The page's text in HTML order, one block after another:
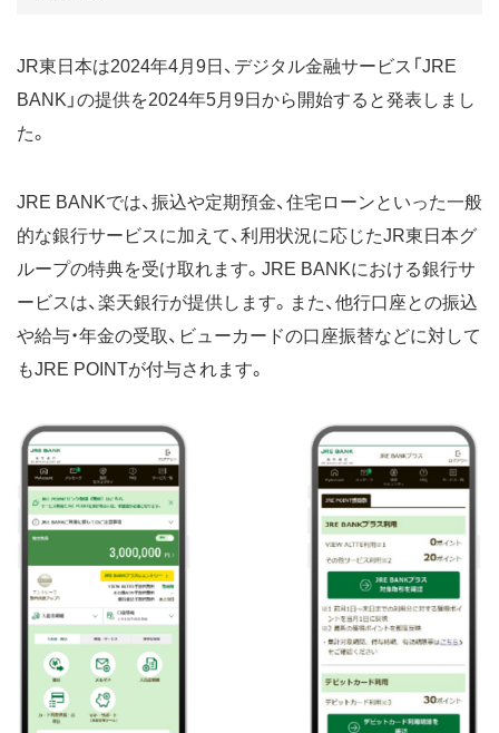
JR東日本は2024年4月9日、デジタル金融サービス「JRE
BANK」の提供を2024年5月9日から開始すると発表しまし
た。
JRE BANKでは、振込や定期預金、住宅ローンといった一般
的な銀行サービスに加えて、利用状況に応じたJR東日本グ
ループの特典を受け取れます。JRE BANKにおける銀行サ
ービスは、楽天銀行が提供します。また、他行口座との振込
や給与・年金の受取、ビューカードの口座振替などに対して
もJRE POINTが付与されます。